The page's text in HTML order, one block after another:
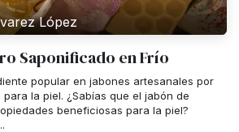
López
Saponificado en Frío
popular en jabones artesanales por
la piel. ¿Sabías que el jabón de
beneficiosas para la piel?